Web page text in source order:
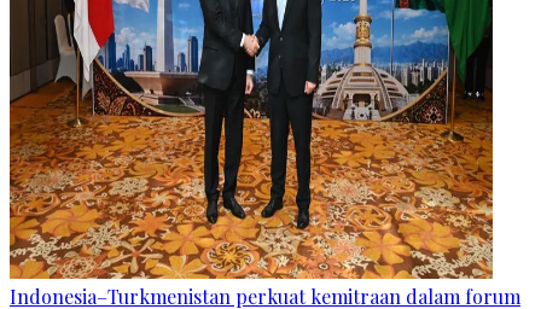
Indonesia–Turkmenistan perkuat kemitraan dalam forum